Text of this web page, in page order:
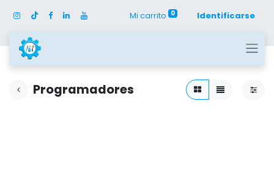
Mi carrito 0 Identificarse
Programadores